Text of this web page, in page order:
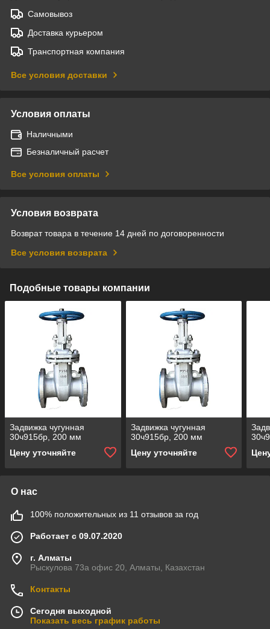
Самовывоз
Доставка курьером
Транспортная компания
Все условия доставки
Условия оплаты
Наличными
Безналичный расчет
Все условия оплаты
Условия возврата
Возврат товара в течение 14 дней по договоренности
Все условия возврата
Подобные товары компании
Задвижка чугунная
30ч915бр, 200 мм
Цену уточняйте
Задвижка чугунная
30ч915бр, 200 мм
Цену уточняйте
О нас
100% положительных из 11 отзывов за год
Работает с 09.07.2020
г. Алматы
Рыскулова 73а офис 20, Алматы, Казахстан
Контакты
Сегодня выходной
Показать весь график работы